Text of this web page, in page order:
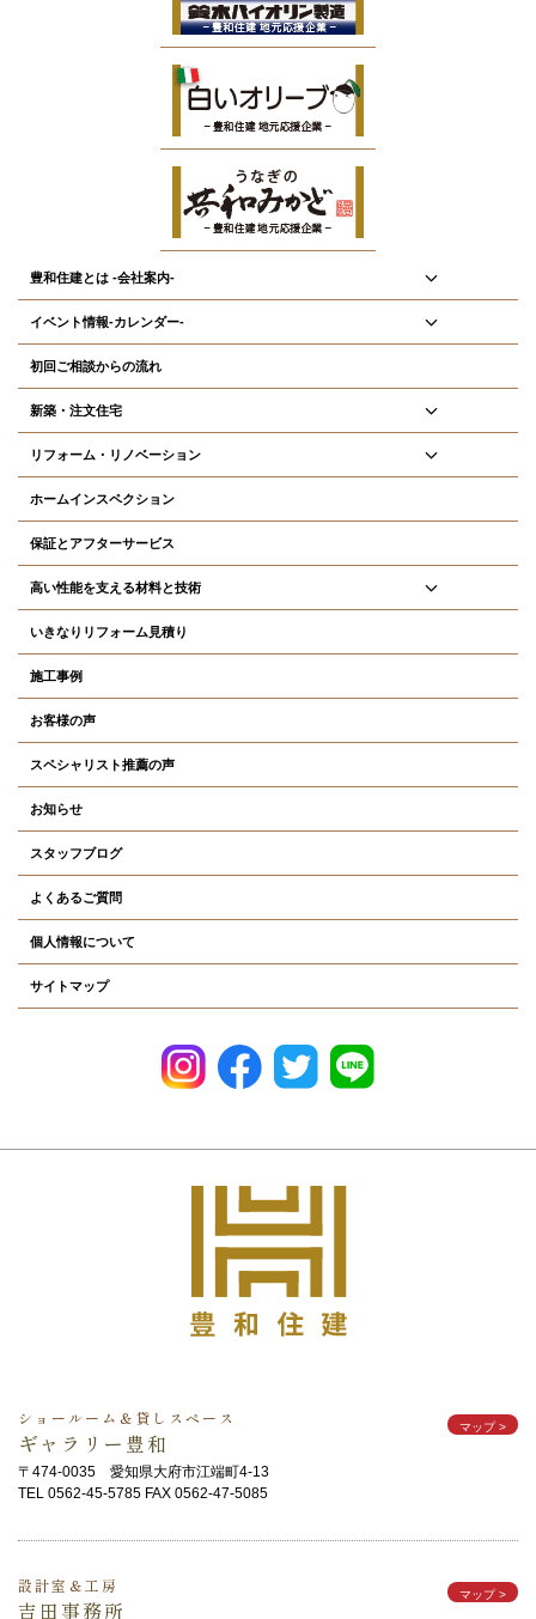
豊和住建とは -会社案内-
イベント情報-カレンダー-
初回ご相談からの流れ
新築・注文住宅
リフォーム・リノベーション
ホームインスペクション
保証とアフターサービス
高い性能を支える材料と技術
いきなりリフォーム見積り
施工事例
お客様の声
スペシャリスト推薦の声
お知らせ
スタッフブログ
よくあるご質問
個人情報について
サイトマップ
ショールーム＆貸しスペース
ギャラリー豊和
〒474-0035 愛知県大府市江端町4-13
TEL 0562-45-5785 FAX 0562-47-5085
マップ >
設計室＆工房
吉田事務所
マップ >